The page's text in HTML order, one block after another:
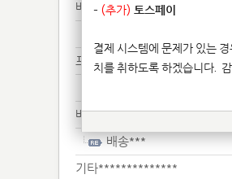
배송***
프린****************
배송***
배송***
기타**************
- (추가) 토스페이
결제 시스템에 문제가 있는
치를 취하도록 하겠습니다.